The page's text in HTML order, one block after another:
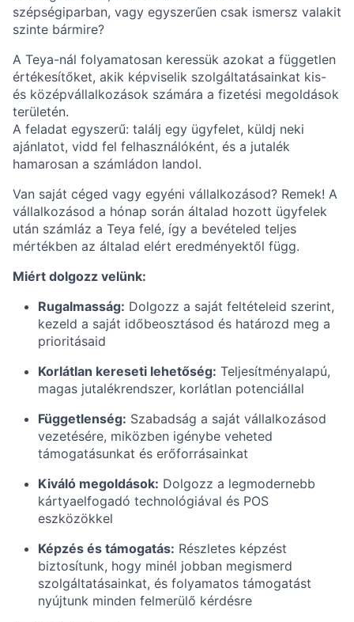
szépségiparban, vagy egyszerűen csak ismersz valakit
szinte bármire?
A Teya-nál folyamatosan keressük azokat a független
értékesítőket, akik képviselik szolgáltatásainkat kis-
és középvállalkozások számára a fizetési megoldások
területén.
A feladat egyszerű: találj egy ügyfelet, küldj neki
ajánlatot, vidd fel felhasználóként, és a jutalék
hamarosan a számládon landol.
Van saját céged vagy egyéni vállalkozásod? Remek! A
vállalkozásod a hónap során általad hozott ügyfelek
után számláz a Teya felé, így a bevételed teljes
mértékben az általad elért eredményektől függ.
Miért dolgozz velünk:
Rugalmasság: Dolgozz a saját feltételeid szerint,
kezeld a saját időbeosztásod és határozd meg a
prioritásaid
Korlátlan kereseti lehetőség: Teljesítményalapú,
magas jutalékrendszer, korlátlan potenciállal
Függetlenség: Szabadság a saját vállalkozásod
vezetésére, miközben igénybe veheted
támogatásunkat és erőforrásainkat
Kiváló megoldások: Dolgozz a legmodernebb
kártyaelfogadó technológiával és POS
eszközökkel
Képzés és támogatás: Részletes képzést
biztosítunk, hogy minél jobban megismerd
szolgáltatásainkat, és folyamatos támogatást
nyújtunk minden felmerülő kérdésre